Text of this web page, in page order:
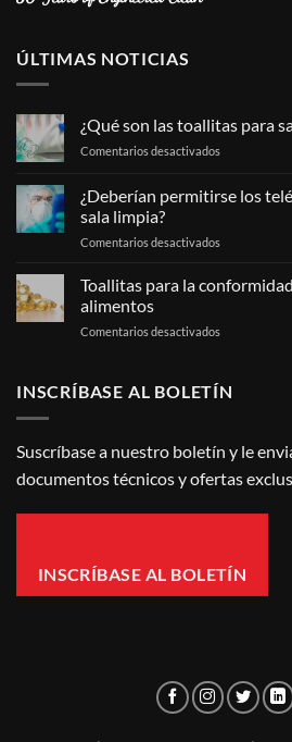
ÚLTIMAS NOTICIAS
¿Qué son las toallitas para
Comentarios desactivados
las
para
limpias?
¿Deberían permitirse los
sala limpia?
Comentarios desactivados
permitirse
los
celulares
sala
Toallitas para la
alimentos
Comentarios desactivados
la
contratos
de
INSCRÍBASE AL BOLETÍN
Suscríbase a nuestro boletín y le
documentos técnicos y ofertas
INSCRÍBASE AL BOLETÍN